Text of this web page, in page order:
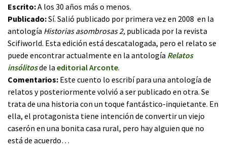
Escrito:A los 30 años más o menos.
Publicado:Sí. Salió publicado por primera vez en 2008 en la
antología Historias asombrosas 2, publicada por la revista
Scifiworld. Esta edición está descatalogada, pero el relato se
puede encontrar actualmente en la antología Relatos
insólitosde la editorial Arconte.
Comentarios: Este cuento lo escribí para una antología de
relatos y posteriormente volvió a ser publicado en otra. Se
trata de una historia con un toque fantástico-inquietante. En
ella, el protagonista tiene intención de convertir un viejo
caserón en una bonita casa rural, pero hay alguien que no
está de acuerdo…